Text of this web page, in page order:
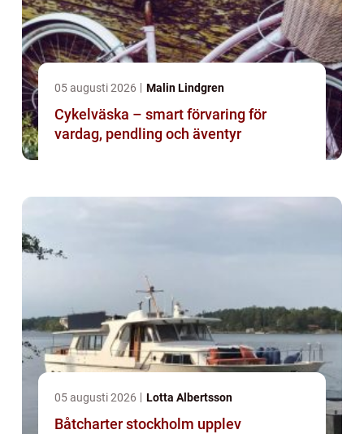
05 augusti 2026 Malin Lindgren
Cykelväska – smart förvaring för
vardag, pendling och äventyr
05 augusti 2026 Lotta Albertsson
Båtcharter stockholm upplev